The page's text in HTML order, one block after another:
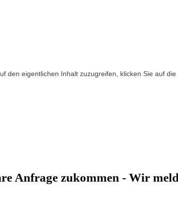
den eigentlichen Inhalt zuzugreifen, klicken Sie auf
Anfrage zukommen - Wir